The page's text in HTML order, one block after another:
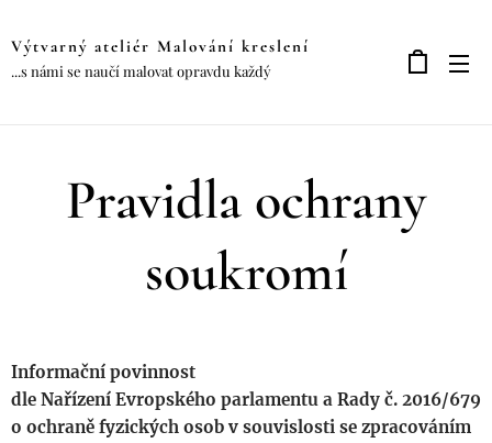
Výtvarný ateliér Malování kreslení
...s námi se naučí malovat opravdu každý
Pravidla ochrany
soukromí
Informační povinnost
dle Nařízení Evropského parlamentu a Rady č. 2016/679
o ochraně fyzických osob v souvislosti se zpracováním